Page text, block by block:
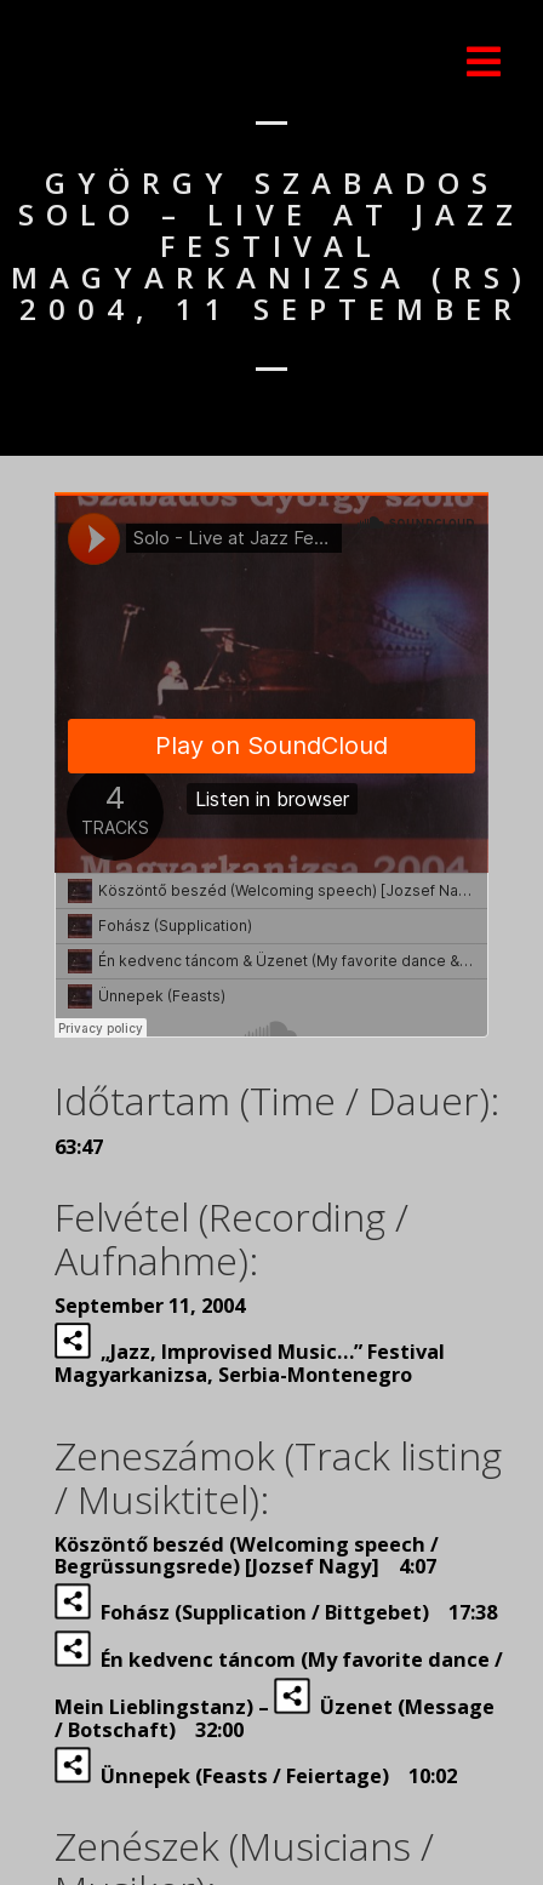
GYÖRGY SZABADOS
SOLO – LIVE AT JAZZ
FESTIVAL
MAGYARKANIZSA (RS)
2004, 11 SEPTEMBER
Időtartam (Time / Dauer):
63:47
Felvétel (Recording /
Aufnahme):
September 11, 2004
„Jazz, Improvised Music…” Festival
Magyarkanizsa, Serbia-Montenegro
Zeneszámok (Track listing
/ Musiktitel):
Köszöntő beszéd (Welcoming speech /
Begrüssungsrede) [Jozsef Nagy] 4:07
Fohász (Supplication / Bittgebet) 17:38
Én kedvenc táncom (My favorite dance /
Mein Lieblingstanz) –
Üzenet (Message
/ Botschaft) 32:00
Ünnepek (Feasts / Feiertage) 10:02
Zenészek (Musicians /